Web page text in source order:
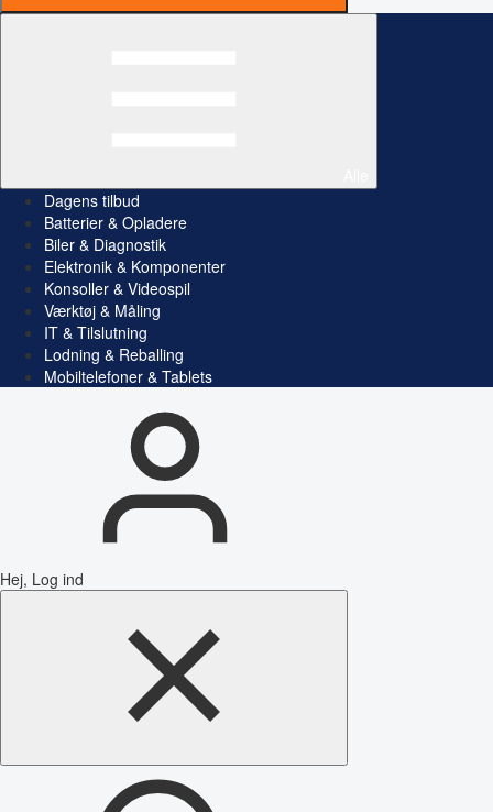
Dagens tilbud
Batterier & Opladere
Biler & Diagnostik
Elektronik & Komponenter
Konsoller & Videospil
Værktøj & Måling
IT & Tilslutning
Lodning & Reballing
Mobiltelefoner & Tablets
Hej, Log ind